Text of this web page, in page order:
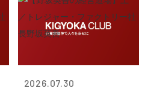
2026.07.30